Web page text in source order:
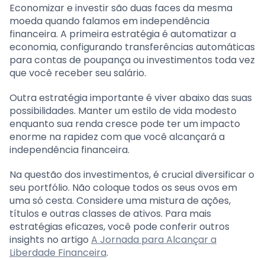
Economizar e investir são duas faces da mesma
moeda quando falamos em independência
financeira. A primeira estratégia é automatizar a
economia, configurando transferências automáticas
para contas de poupança ou investimentos toda vez
que você receber seu salário.
Outra estratégia importante é viver abaixo das suas
possibilidades. Manter um estilo de vida modesto
enquanto sua renda cresce pode ter um impacto
enorme na rapidez com que você alcançará a
independência financeira.
Na questão dos investimentos, é crucial diversificar o
seu portfólio. Não coloque todos os seus ovos em
uma só cesta. Considere uma mistura de ações,
títulos e outras classes de ativos. Para mais
estratégias eficazes, você pode conferir outros
insights no artigo A Jornada para Alcançar a
Liberdade Financeira.